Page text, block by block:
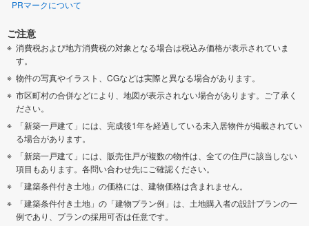
PRマークについて
ご注意
消費税および地方消費税の対象となる場合は税込み価格が表示されていま
す。
物件の写真やイラスト、CGなどは実際と異なる場合があります。
市区町村の合併などにより、地図が表示されない場合があります。ご了承く
ださい。
「新築一戸建て」には、完成後1年を経過している未入居物件が掲載されてい
る場合があります。
「新築一戸建て」には、販売住戸が複数の物件は、全ての住戸に該当しない
項目もあります。各問い合わせ先にご確認ください。
「建築条件付き土地」の価格には、建物価格は含まれません。
「建築条件付き土地」の「建物プラン例」は、土地購入者の設計プランの一
例であり、プランの採用可否は任意です。